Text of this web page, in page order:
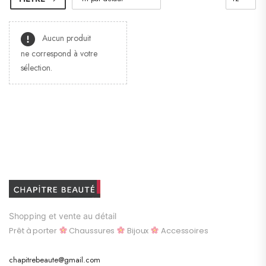
Aucun produit
ne correspond à votre
sélection.
Shopping et vente au détail
Prêt à porter Chaussures Bijoux Accessoires
chapitrebeaute@gmail.com